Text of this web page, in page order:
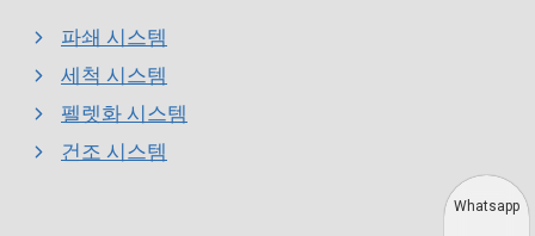
파쇄 시스템
세척 시스템
펠렛화 시스템
건조 시스템
Whatsapp